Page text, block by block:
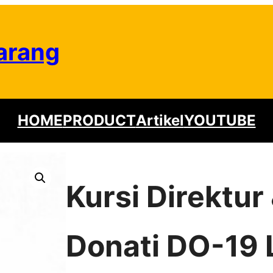
HOMEPRODUCTArtikelYOUTUBE
Kursi Direktur
Donati DO-19